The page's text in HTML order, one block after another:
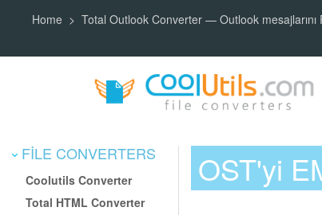
Home Total Outlook Converter — Outlook mesajlarını
FILE CONVERTERS
Coolutils Converter
Total HTML Converter
OST'yi